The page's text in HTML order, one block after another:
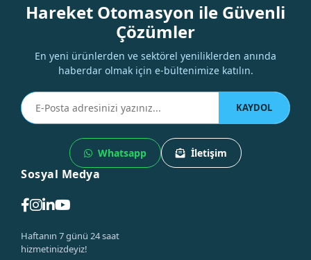
Hareket Otomasyon ile Güvenli
Çözümler
En yeni ürünlerden ve sektörel yeniliklerden anında
haberdar olmak için e-bültenimize katılın.
KAYDOL
Whatsapp İletişim
Sosyal Medya
Haftanın 7 günü 24 saat
hizmetinizdeyiz!